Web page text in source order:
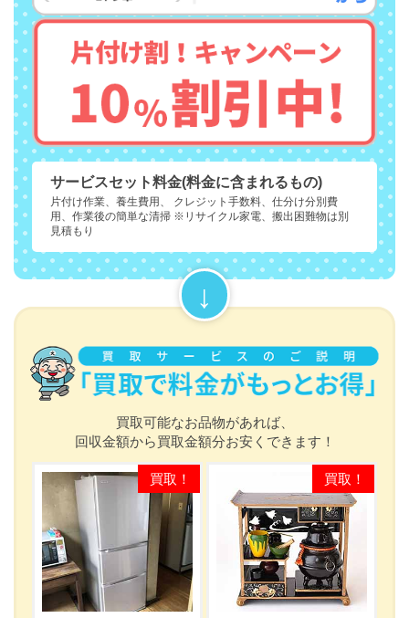
サービスセット料金(料金に含まれるもの)
片付け作業、養生費用、 クレジット手数料、仕分け分別費
用、作業後の簡単な清掃 ※リサイクル家電、搬出困難物は別
見積もり
買取可能なお品物があれば、
回収金額から買取金額分お安くできます！